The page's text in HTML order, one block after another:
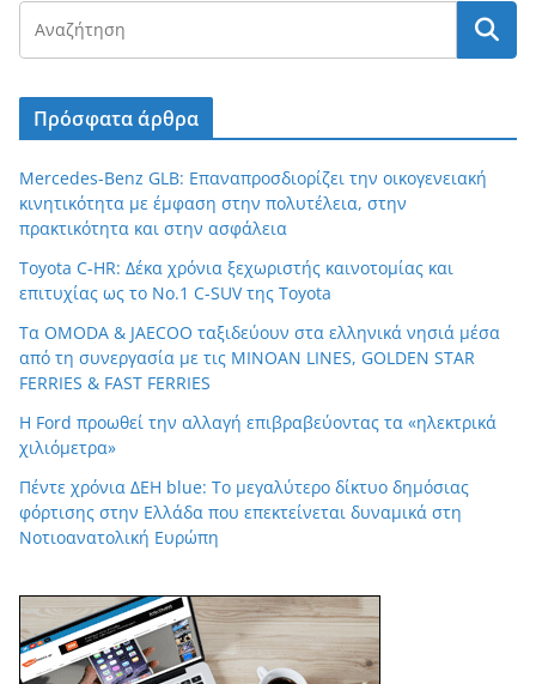
Πρόσφατα άρθρα
Mercedes-Benz GLB: Επαναπροσδιορίζει την οικογενειακή
κινητικότητα με έμφαση στην πολυτέλεια, στην
πρακτικότητα και στην ασφάλεια
Toyota C-HR: Δέκα χρόνια ξεχωριστής καινοτομίας και
επιτυχίας ως το Νο.1 C-SUV της Toyota
Τα OMODA & JAECOO ταξιδεύουν στα ελληνικά νησιά μέσα
από τη συνεργασία με τις MINOAN LINES, GOLDEN STAR
FERRIES & FAST FERRIES
Η Ford προωθεί την αλλαγή επιβραβεύοντας τα «ηλεκτρικά
χιλιόμετρα»
Πέντε χρόνια ΔΕΗ blue: Το μεγαλύτερο δίκτυο δημόσιας
φόρτισης στην Ελλάδα που επεκτείνεται δυναμικά στη
Νοτιοανατολική Ευρώπη